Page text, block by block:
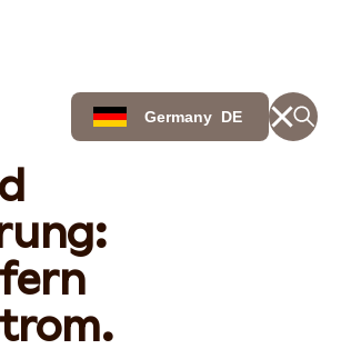
Germany DE